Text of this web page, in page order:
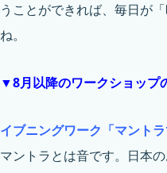
うことができれば、毎日が
ね。
▼8月以降のワークショップ
イブニングワーク「マントラ
マントラとは音です。日本